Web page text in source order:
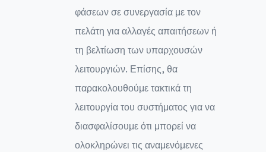
φάσεων σε συνεργασία με τον
πελάτη για αλλαγές απαιτήσεων ή
τη βελτίωση των υπαρχουσών
λειτουργιών. Επίσης, θα
παρακολουθούμε τακτικά τη
λειτουργία του συστήματος για να
διασφαλίσουμε ότι μπορεί να
ολοκληρώνει τις αναμενόμενες